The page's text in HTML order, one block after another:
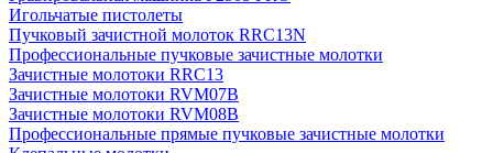
Игольчатые пистолеты
Пучковый зачистной молоток RRC13N
Профессиональные пучковые зачистные молотки
Зачистные молотоки RRC13
Зачистные молотоки RVM07B
Зачистные молотоки RVM08B
Профессиональные прямые пучковые зачистные молотки